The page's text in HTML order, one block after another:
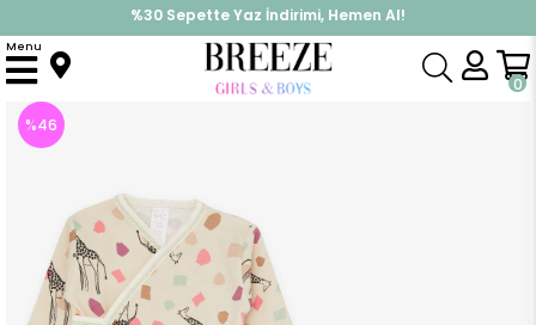
%30 Sepette Yaz İndirimi, Hemen Al!
İndirimlere ek %10 İndirimi Kap, Hemen Üye Ol!
0
Menu
Anasayfa Hastane Çıkışı
%46